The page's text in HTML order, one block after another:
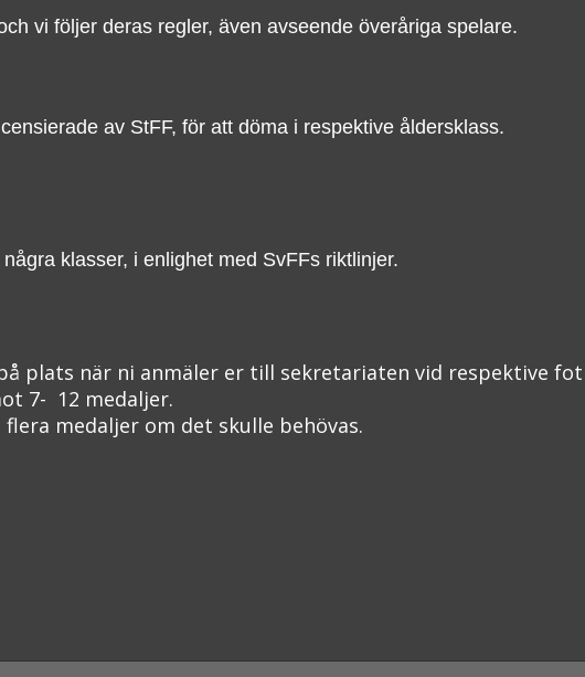
vi följer deras regler, även avseende överåriga spelare.
av StFF, för att döma i respektive åldersklass.
klasser, i enlighet med SvFFs riktlinjer.
plats när ni anmäler er till sekretariaten vid respektive
7- 12 medaljer.
medaljer om det skulle behövas.